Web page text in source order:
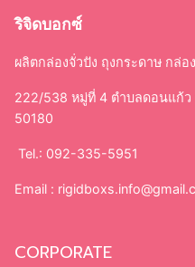
ริจิดบอกซ์
ผลิตกล่องจั่วปัง ถุงกระดาษ กล่อ
222/538 หมู่ที่ 4 ตำบลดอนแก้ว
50180
Tel.: 092-335-5951
Email :
CORPORATE